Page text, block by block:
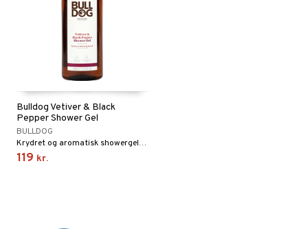
Bulldog Vetiver & Black
Pepper Shower Gel
BULLDOG
Krydret og aromatisk showergel, med toner af frisk appelsin, sort peber, nellike, vetiver og patchouli
119 kr.